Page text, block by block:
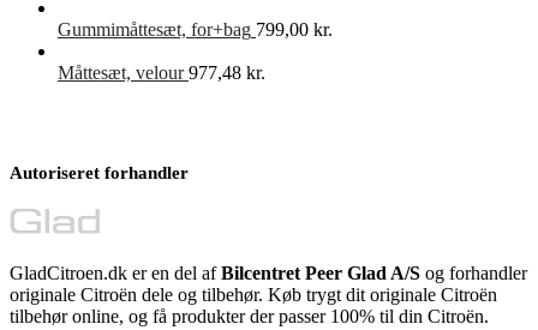
Gummimåttesæt, for+bag 799,00 kr.
Måttesæt, velour 977,48 kr.
Autoriseret forhandler
GladCitroen.dk er en del afBilcentret Peer Glad A/S og forhandler
originale Citroën dele og tilbehør. Køb trygt dit originale Citroën
tilbehør online, og få produkter der passer 100% til din Citroën.